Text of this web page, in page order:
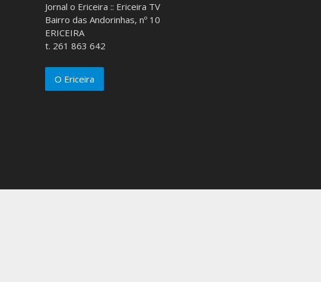
Jornal o Ericeira :: Ericeira TV
Bairro das Andorinhas, nº 10
ERICEIRA
t. 261 863 642
O Ericeira